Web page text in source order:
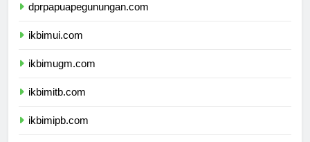
dprpapuapegunungan.com
ikbimui.com
ikbimugm.com
ikbimitb.com
ikbimipb.com